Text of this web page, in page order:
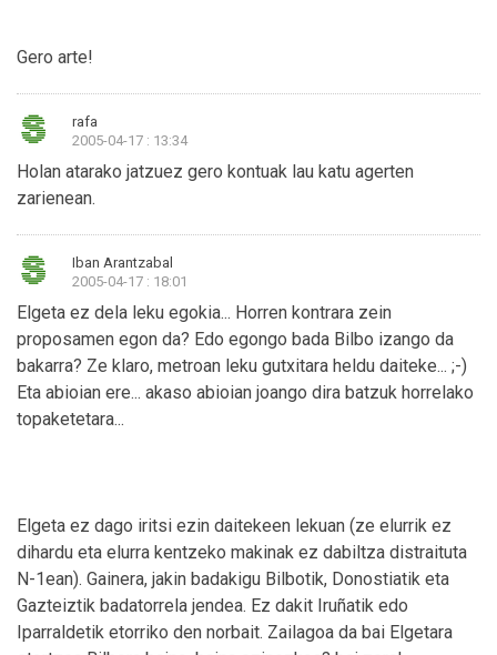
Gero arte!
rafa
2005-04-17 : 13:34
Holan atarako jatzuez gero kontuak lau katu agerten
zarienean.
Iban Arantzabal
2005-04-17 : 18:01
Elgeta ez dela leku egokia... Horren kontrara zein
proposamen egon da? Edo egongo bada Bilbo izango da
bakarra? Ze klaro, metroan leku gutxitara heldu daiteke... ;-)
Eta abioian ere... akaso abioian joango dira batzuk horrelako
topaketetara...
Elgeta ez dago iritsi ezin daitekeen lekuan (ze elurrik ez
dihardu eta elurra kentzeko makinak ez dabiltza distraituta
N-1ean). Gainera, jakin badakigu Bilbotik, Donostiatik eta
Gazteiztik badatorrela jendea. Ez dakit Iruñatik edo
Iparraldetik etorriko den norbait. Zailagoa da bai Elgetara